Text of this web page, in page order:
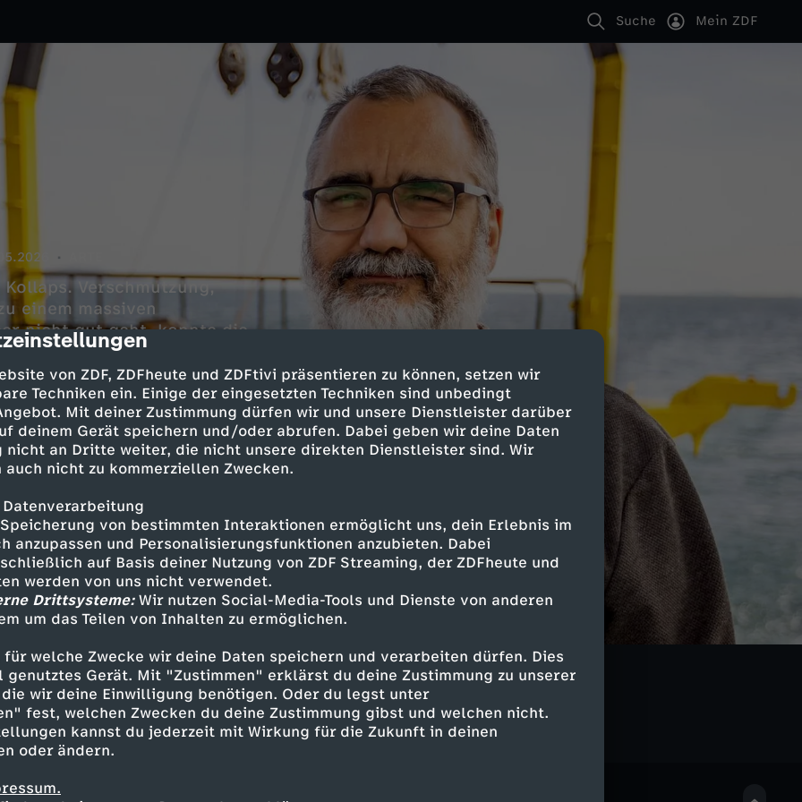
von ZDF, ZDFheute und ZDFtivi präsentieren zu können, setzen wir
Techniken ein. Einige der eingesetzten Techniken sind unbedingt
Mit deiner Zustimmung dürfen wir und unsere Dienstleister darüber
deinem Gerät speichern und/oder abrufen. Dabei geben wir deine Daten
nicht an Dritte weiter, die nicht unsere direkten Dienstleister sind. Wir
nicht zu kommerziellen Zwecken.
von bestimmten Interaktionen ermöglicht uns, dein Erlebnis im
anzupassen und Personalisierungsfunktionen anzubieten. Dabei
auf Basis deiner Nutzung von ZDF Streaming, der ZDFheute und
werden von uns nicht verwendet.
Drittsysteme:Wir nutzen Social-Media-Tools und Dienste von anderen
um das Teilen von Inhalten zu ermöglichen.
für welche Zwecke wir deine Daten speichern und verarbeiten dürfen. Dies
Gerät. Mit "Zustimmen" erklärst du deine Zustimmung zu unserer
wir deine Einwilligung benötigen. Oder du legst unter
fest, welchen Zwecken du deine Zustimmung gibst und welchen nicht.
kannst du jederzeit mit Wirkung für die Zukunft in deinen
oder ändern.
Suche Mein ZDF
Verschmutzung,
einem massiven
nicht gut geht, konnte die
dicke Schleimschicht breitete
zurück. Ist das Meer noch
entdecken
hintergründig ARTE Re: